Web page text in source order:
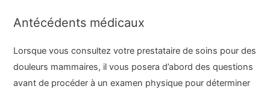
Antécédents médicaux
Lorsque vous consultez votre prestataire de soins pour des
douleurs mammaires, il vous posera d’abord des questions
avant de procéder à un examen physique pour déterminer